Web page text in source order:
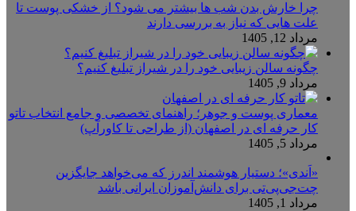
چرا خارش بدن شب ها بیشتر می شود؟ از خشکی پوست تا
علت هایی که نیاز به بررسی دارند
مرداد 12, 1405
چگونه سالن زیبایی خود را در شیراز تبلیغ کنیم؟
مرداد 9, 1405
معماری پوست و جوهر؛ راهنمای تخصصی و جامع انتخاب تاتو
کار حرفه ای در اصفهان (از طراحی تا کاورآپ)
مرداد 5, 1405
«اَندی»؛ دستیار هوشمند اندرز که می‌خواهد جایگزین
چت‌جی‌پی‌تی برای دانش‌آموزان ایرانی باشد
مرداد 1, 1405